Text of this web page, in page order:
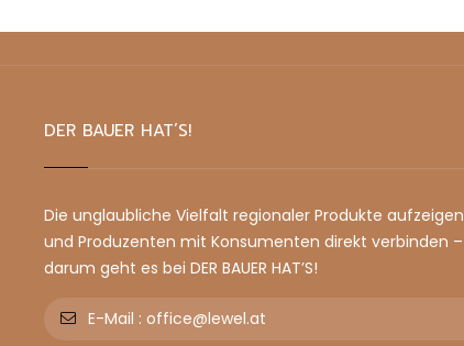
DER BAUER HAT’S!
Die unglaubliche Vielfalt regionaler Produkte aufzeigen
und Produzenten mit Konsumenten direkt verbinden –
darum geht es bei DER BAUER HAT’S!
E-Mail : office@lewel.at